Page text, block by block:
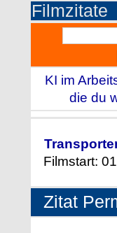
Filmzitate
KI im
die du
Filmstart:
Zitat